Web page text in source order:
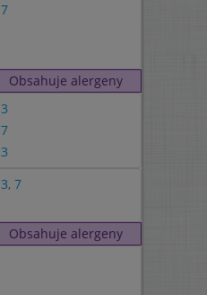
7
Obsahuje alergeny
3
7
3
3, 7
Obsahuje alergeny